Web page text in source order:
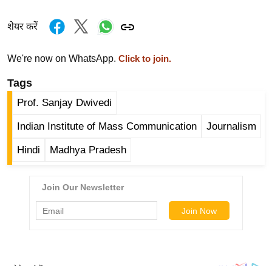
या
सा
त्य
ज
शेयर करें
We're now on WhatsApp. Click to join.
Tags
Prof. Sanjay Dwivedi
Indian Institute of Mass Communication Journalism
Hindi Madhya Pradesh